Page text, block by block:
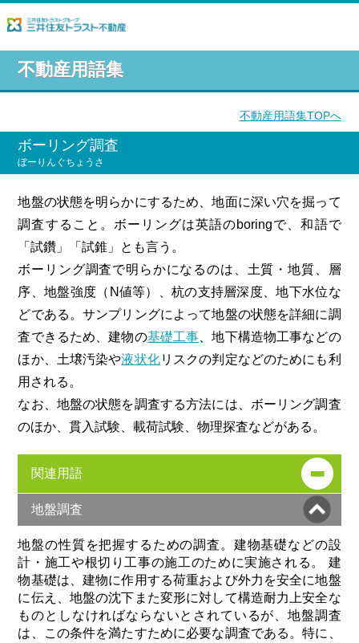
不動産用語集
不動産用語集TOPへ
ボーリング調査
ぼーりんぐちょうさ
地盤の状態を明らかにするため、地面に深い穴を掘って
調査すること。ボーリングは英語のboringで、和語で
「試鑽」「試錐」とも言う。
ボーリング調査で明らかになるのは、土質・地質、層
序、地盤強度（N値等）、杭の支持層深度、地下水位な
どである。サンプリングによって地盤の状態を詳細に調
査できるため、建物の基礎工事 、地下構造物工事などの
ほか、土壌汚染や液状化リスクの判定などのためにも利
用される。
なお、地盤の状態を調査する方法には、ボーリング調査
のほか、貫入試験、載荷試験、物理探査などがある。
関連用語
地盤調査
地盤の性質を把握するための調査。建物基礎などの設
計・施工や根切り工事の施工のために実施される。 建
物基礎は、建物に作用する荷重および外力を安全に地盤
に伝え、地盤の沈下また変形に対して構造耐力上安全な
ものとしなければならないとされているが、地盤調査
は、この条件を満たすために必要な調査である。特に、